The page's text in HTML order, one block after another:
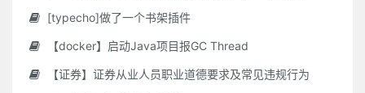
[typecho]做了一个书架插件
【docker】启动Java项目报GC Thread
【证券】证券从业人员职业道德要求及常见违规行为